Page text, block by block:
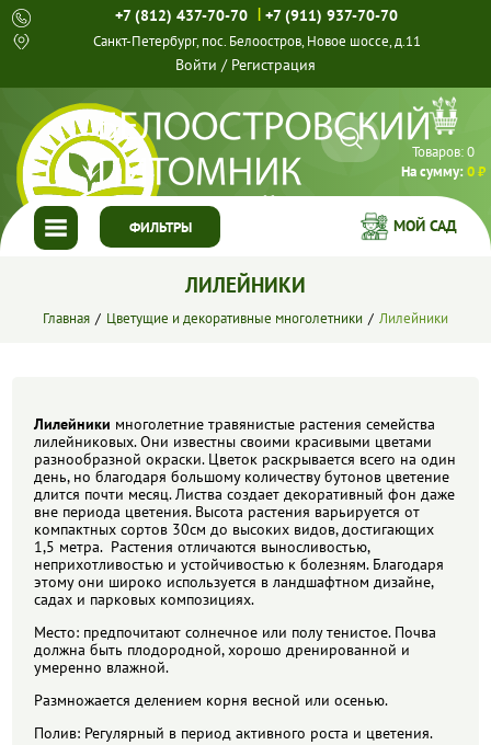
+7 (812) 437-70-70 | +7 (911) 937-70-70
Санкт-Петербург, пос. Белоостров, Новое шоссе, д.11
Войти / Регистрация
Товаров:0
На сумму:0 ₽
ФИЛЬТРЫ
ГЛАВНАЯ
КАТАЛОГ
ГОТОВЫЕ РЕШЕНИЯ
О НАС
УСЛОВИЯ РАБОТЫ
КОНТАКТЫ
МОЙ САД
ЛИЛЕЙНИКИ
Главная Цветущие и декоративные многолетники Лилейники
Лилейники многолетние травянистые растения семейства
лилейниковых. Они известны своими красивыми цветами
разнообразной окраски. Цветок раскрывается всего на один
день, но благодаря большому количеству бутонов цветение
длится почти месяц. Листва создает декоративный фон даже
вне периода цветения. Высота растения варьируется от
компактных сортов 30см до высоких видов, достигающих
1,5 метра. Растения отличаются выносливостью,
неприхотливостью и устойчивостью к болезням. Благодаря
этому они широко используется в ландшафтном дизайне,
садах и парковых композициях.
Место: предпочитают солнечное или полу тенистое. Почва
должна быть плодородной, хорошо дренированной и
умеренно влажной.
Размножается делением корня весной или осенью.
Полив: Регулярный в период активного роста и цветения.